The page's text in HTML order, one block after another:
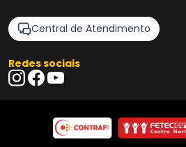
Central de Atendimento
Redes sociais